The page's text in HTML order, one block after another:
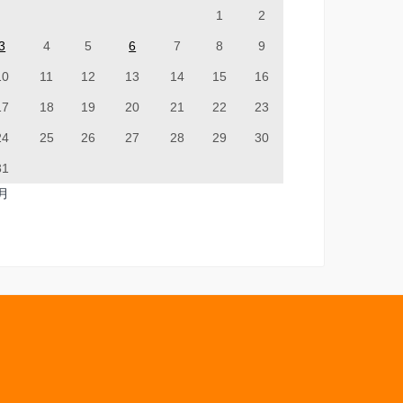
1 2
4 5 6 7 8 9
11 12 13 14 15 16
18 19 20 21 22 23
25 26 27 28 29 30